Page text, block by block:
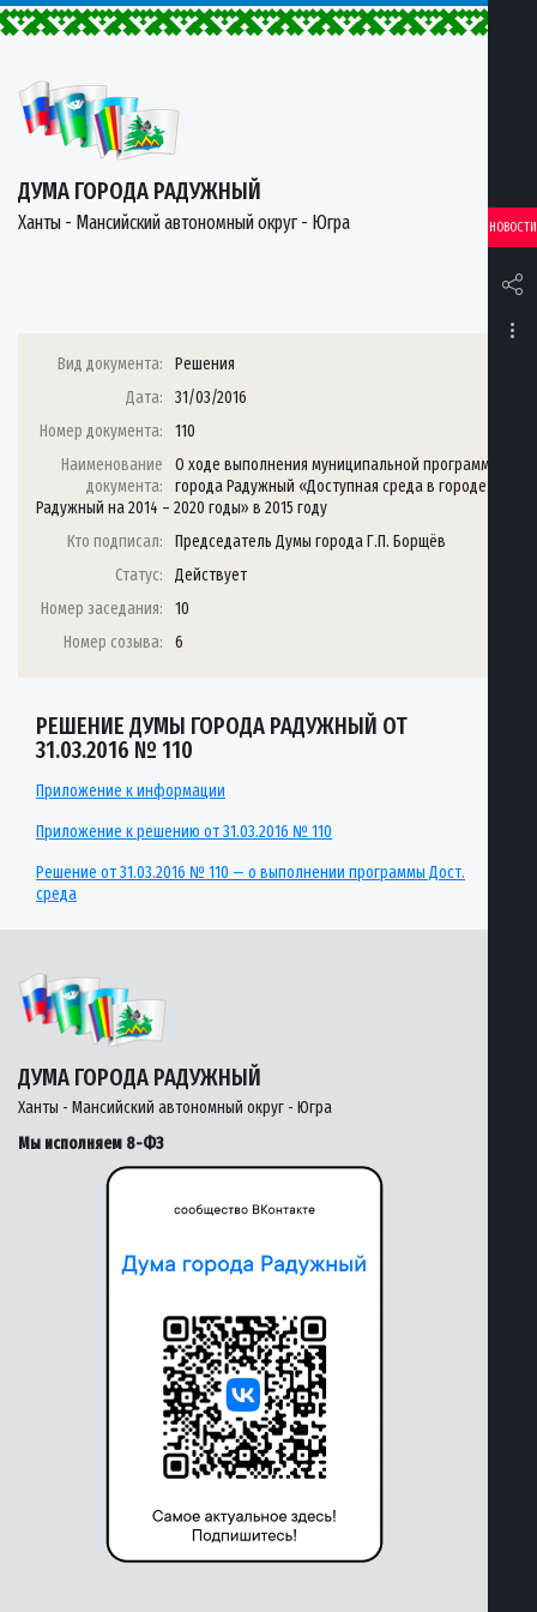
ДУМА ГОРОДА РАДУЖНЫЙ
Ханты - Мансийский автономный округ - Югра НОВОСТИ
Вид документа:
Решения
Дата:
31/03/2016
Номер документа:
110
Наименование
документа:
О ходе выполнения муниципальной программы
города Радужный «Доступная среда в городе
Радужный на 2014 – 2020 годы» в 2015 году
Кто подписал:
Председатель Думы города Г.П. Борщёв
Статус:
Действует
Номер заседания:
10
Номер созыва:
6
РЕШЕНИЕ ДУМЫ ГОРОДА РАДУЖНЫЙ ОТ
31.03.2016 № 110
Приложение к информации
Приложение к решению от 31.03.2016 № 110
Решение от 31.03.2016 № 110 — о выполнении программы Дост.
среда
ДУМА ГОРОДА РАДУЖНЫЙ
Ханты - Мансийский автономный округ - Югра
Мы исполняем 8-ФЗ